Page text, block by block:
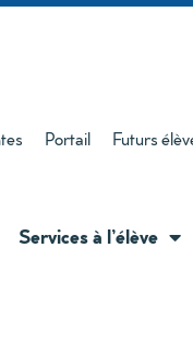
Portail Futurs
Services à l’élève